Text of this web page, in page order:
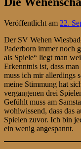
Veröffentlicht am 22.
Der SV Wehen
Paderborn immer noch
als Spiele“ liegt man
Erkenntnis ist, dass
muss ich mir allerdings
meine Stimmung hat
vergangenen drei
Gefühlt muss am
wohlwissend, dass das
Spielen zuvor. Ich bin
ein wenig angespannt.